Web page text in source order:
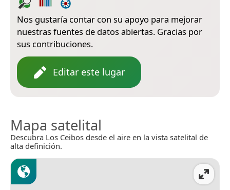
Nos gustaría contar con su apoyo para mejorar
nuestras fuentes de datos abiertas. Gracias por
sus contribuciones.
Editar este lugar
Mapa satelital
Descubra Los Ceibos desde el aire en la vista satelital de
alta definición.